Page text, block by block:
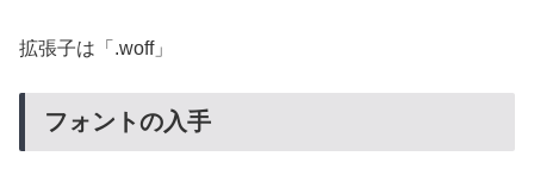
拡張子は「.woff」
フォントの入手